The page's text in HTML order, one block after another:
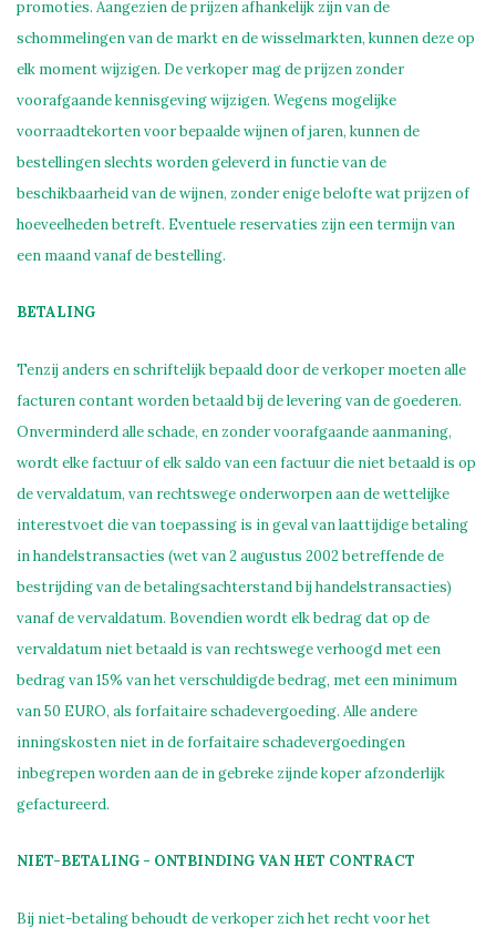
promoties. Aangezien de prijzen afhankelijk zijn van de
schommelingen van de markt en de wisselmarkten, kunnen deze op
elk moment wijzigen. De verkoper mag de prijzen zonder
voorafgaande kennisgeving wijzigen. Wegens mogelijke
voorraadtekorten voor bepaalde wijnen of jaren, kunnen de
bestellingen slechts worden geleverd in functie van de
beschikbaarheid van de wijnen, zonder enige belofte wat prijzen of
hoeveelheden betreft. Eventuele reservaties zijn een termijn van
een maand vanaf de bestelling.
BETALING
Tenzij anders en schriftelijk bepaald door de verkoper moeten alle
facturen contant worden betaald bij de levering van de goederen.
Onverminderd alle schade, en zonder voorafgaande aanmaning,
wordt elke factuur of elk saldo van een factuur die niet betaald is op
de vervaldatum, van rechtswege onderworpen aan de wettelijke
interestvoet die van toepassing is in geval van laattijdige betaling
in handelstransacties (wet van 2 augustus 2002 betreffende de
bestrijding van de betalingsachterstand bij handelstransacties)
vanaf de vervaldatum. Bovendien wordt elk bedrag dat op de
vervaldatum niet betaald is van rechtswege verhoogd met een
bedrag van 15% van het verschuldigde bedrag, met een minimum
van 50 EURO, als forfaitaire schadevergoeding. Alle andere
inningskosten niet in de forfaitaire schadevergoedingen
inbegrepen worden aan de in gebreke zijnde koper afzonderlijk
gefactureerd.
NIET-BETALING - ONTBINDING VAN HET CONTRACT
Bij niet-betaling behoudt de verkoper zich het recht voor het